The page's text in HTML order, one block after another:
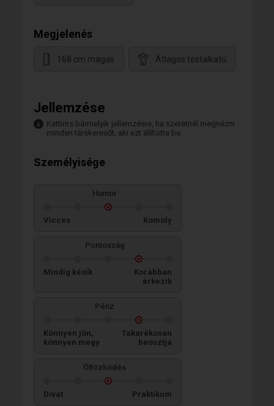
Megjelenés
168 cm magas Átlagos testalkatú
Jellemzése
Kattints bármelyik jellemzésre, ha szeretnél megnézni
minden társkeresőt, aki ezt állította be.
Személyisége
Humor
Vicces Komoly
Pontosság
Mindig késik
Korábban
érkezik
Pénz
Könnyen jön,
könnyen megy
Takarékosan
beosztja
Öltözködés
Divat Praktikum